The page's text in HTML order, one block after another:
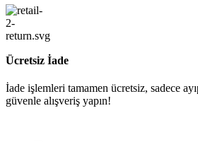
Ücretsiz İade
İade işlemleri tamamen ücretsiz, sadece
güvenle alışveriş yapın!